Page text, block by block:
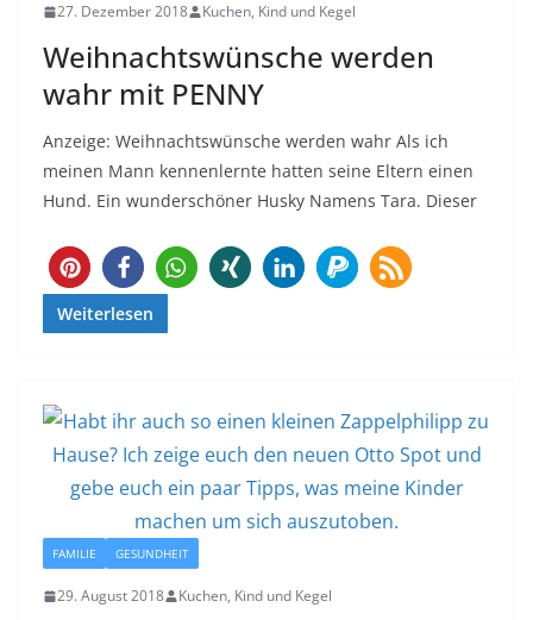
27. Dezember 2018 Kuchen, Kind und Kegel
Weihnachtswünsche werden
wahr mit PENNY
Anzeige: Weihnachtswünsche werden wahr Als ich
meinen Mann kennenlernte hatten seine Eltern einen
Hund. Ein wunderschöner Husky Namens Tara. Dieser
Weiterlesen
FAMILIE GESUNDHEIT
29. August 2018 Kuchen, Kind und Kegel